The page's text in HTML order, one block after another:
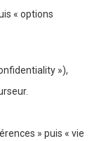
« options
»),
» puis « vie